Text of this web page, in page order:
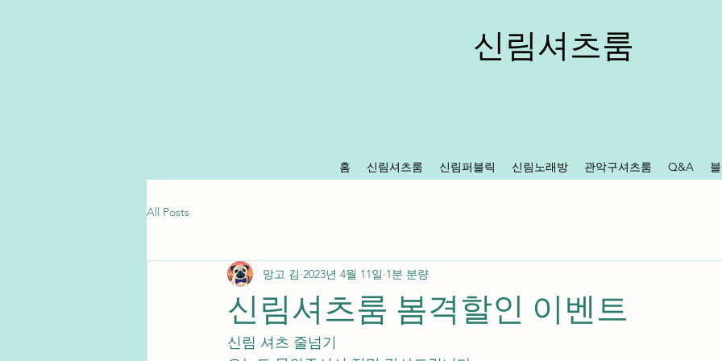
신림셔츠룸
홈 신림셔츠룸 신림퍼블릭 신림노래방 관악구셔츠룸 Q&A
All Posts
신림셔츠룸 봄격할인 이벤트
망고 김 2023년 4월 11일 1분 분량
신림 셔츠 줄넘기